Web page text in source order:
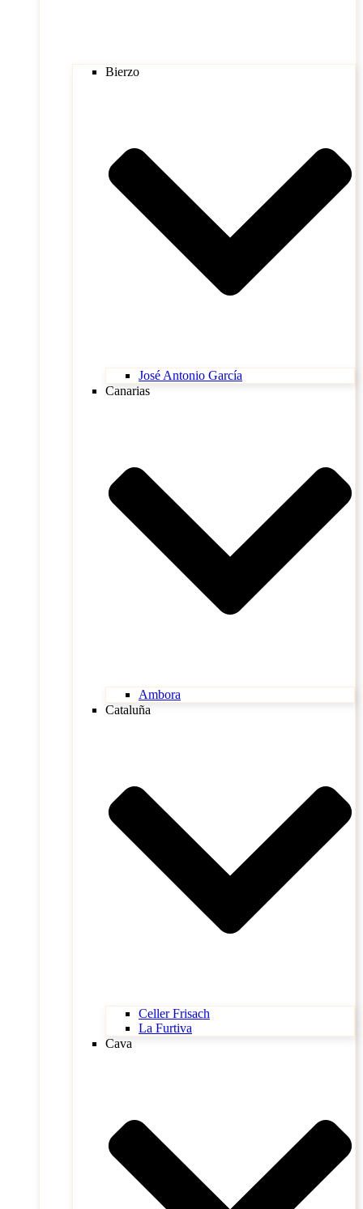
Bierzo
José Antonio García
Canarias
Ambora
Cataluña
Celler Frisach
La Furtiva
Cava